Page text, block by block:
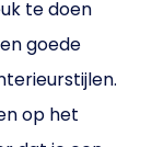
te doen
goede
op het